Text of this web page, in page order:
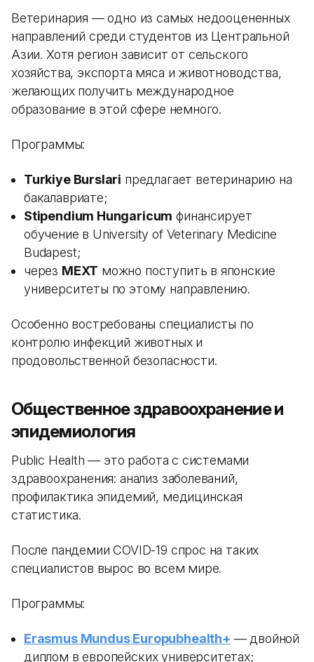
Ветеринария — одно из самых недооцененных
направлений среди студентов из Центральной
Азии. Хотя регион зависит от сельского
хозяйства, экспорта мяса и животноводства,
желающих получить международное
образование в этой сфере немного.
Программы:
Turkiye Burslari предлагает ветеринарию на
бакалавриате;
Stipendium Hungaricum финансирует
обучение в University of Veterinary Medicine
Budapest;
через MEXT можно поступить в японские
университеты по этому направлению.
Особенно востребованы специалисты по
контролю инфекций животных и
продовольственной безопасности.
Общественное здравоохранение и
эпидемиология
Public Health — это работа с системами
здравоохранения: анализ заболеваний,
профилактика эпидемий, медицинская
статистика.
После пандемии COVID-19 спрос на таких
специалистов вырос во всем мире.
Программы:
Erasmus Mundus Europubhealth+ — двойной
диплом в европейских университетах;